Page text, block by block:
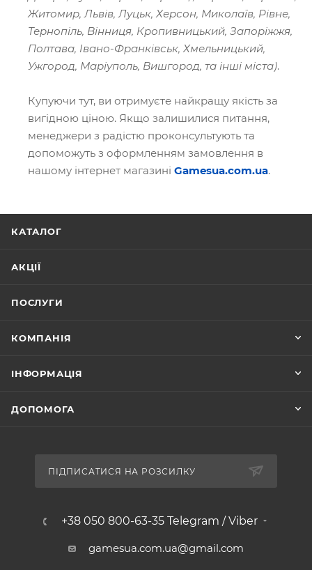
Житомир, Львів, Луцьк, Херсон, Миколаїв, Рівне,
Тернопіль, Вінниця, Кропивницький, Запоріжжя,
Полтава, Івано-Франківськ, Хмельницький,
Ужгород, Маріуполь, Вишгород, та інші міста).
Купуючи тут, ви отримуєте найкращу якість за
вигідною ціною. Якщо залишилися питання,
менеджери з радістю проконсультують та
допоможуть з оформленням замовлення в
нашому інтернет магазині Gamesua.com.ua.
КАТАЛОГ
АКЦІЇ
ПОСЛУГИ
КОМПАНІЯ
ІНФОРМАЦІЯ
ДОПОМОГА
ПІДПИСАТИСЯ НА РОЗСИЛКУ
+38 050 800-63-35 Telegram / Viber
gamesua.com.ua@gmail.com